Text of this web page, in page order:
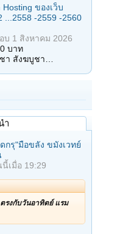
ของเว็บ
...2558 -2559 -2560
บ 1 สิงหาคม 2026
บาท
า สังฆบูชา…
ำ
กรุ"มือขลัง ขมังเวทย์
นี้เมื่อ 19:29
รงกับวันอาทิตย์ แรม